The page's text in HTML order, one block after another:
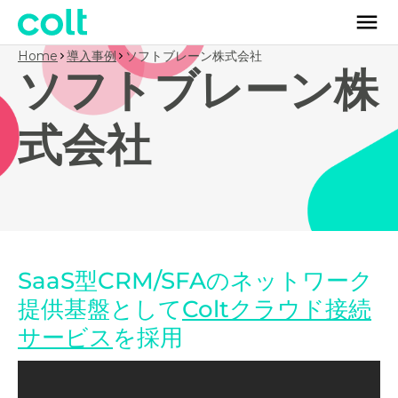
ソフトブレーン株
式会社
Home 導入事例 ソフトブレーン株式会社
SaaS型CRM/SFAのネットワーク
提供基盤としてColtクラウド接続
サービス を採用